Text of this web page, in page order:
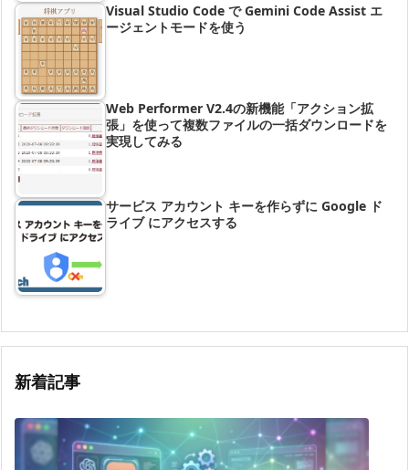
Visual Studio Code で Gemini Code Assist エ
ージェントモードを使う
Web Performer V2.4の新機能「アクション拡
張」を使って複数ファイルの一括ダウンロードを
実現してみる
サービス アカウント キーを作らずに Google ド
ライブ にアクセスする
新着記事